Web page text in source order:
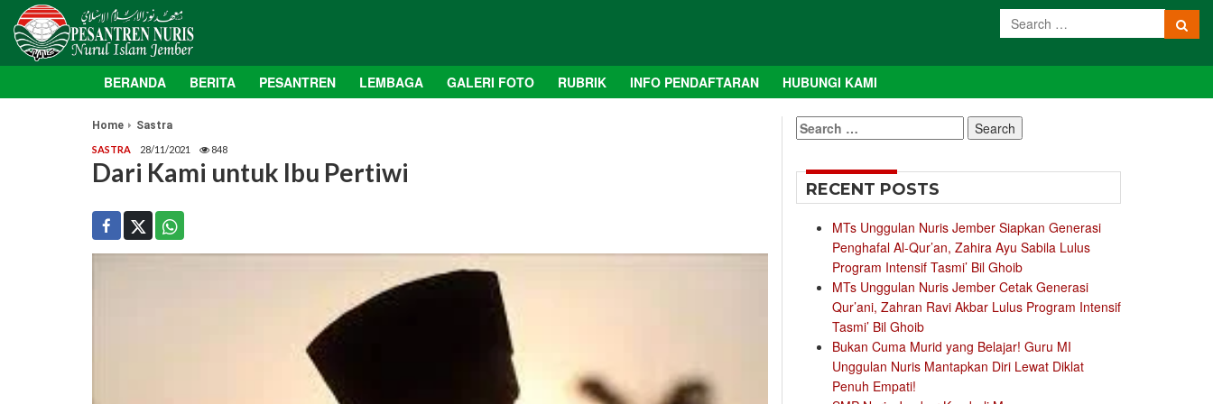
BERANDA BERITA PESANTREN LEMBAGA GALERI FOTO RUBRIK INFO PENDAFTARAN HUBUNGI KAMI
Home Sastra
SASTRA 28/11/2021 848
Dari Kami untuk Ibu Pertiwi
Search
for:
RECENT POSTS
MTs Unggulan Nuris Jember Siapkan Generasi
Penghafal Al-Qur’an, Zahira Ayu Sabila Lulus
Program Intensif Tasmi’ Bil Ghoib
MTs Unggulan Nuris Jember Cetak Generasi
Qur’ani, Zahran Ravi Akbar Lulus Program Intensif
Tasmi’ Bil Ghoib
Bukan Cuma Murid yang Belajar! Guru MI
Unggulan Nuris Mantapkan Diri Lewat Diklat
Penuh Empati!